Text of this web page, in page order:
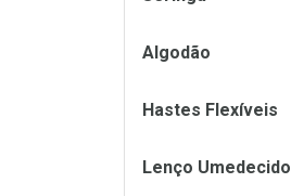
Algodão
Hastes Flexíveis
Lenço Umedecido